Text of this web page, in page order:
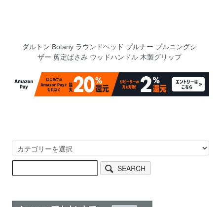
ダルトン Botany ラウンドヘッド プルナー プルニングシ
ザー 剪定ばさみ ウッドハンドル 木製グリップ
SEARCH